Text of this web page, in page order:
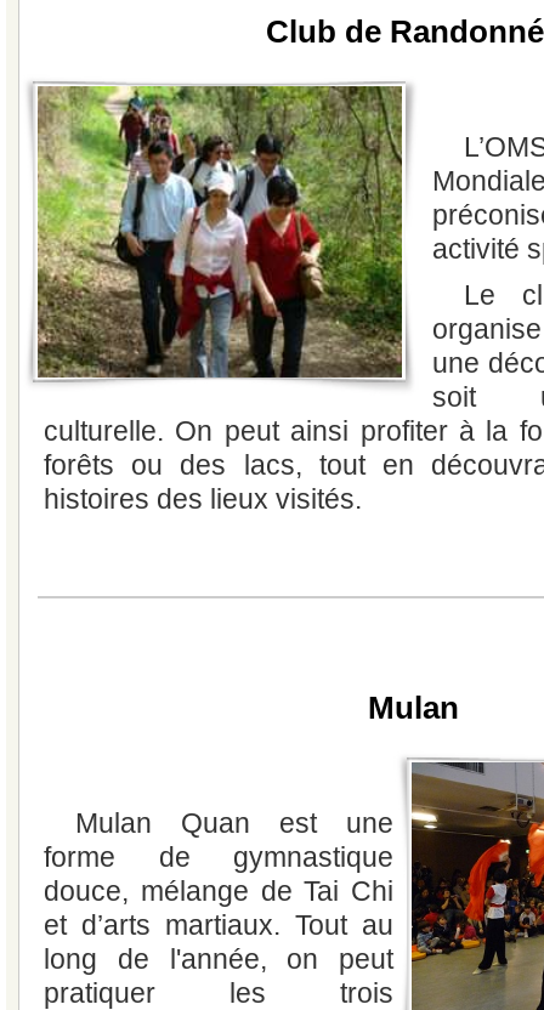
Club de
activité
Le
une
soit
culturelle. On peut ainsi profiter à la
forêts ou des lacs, tout en
histoires des lieux visités.
Mulan
Mulan Quan est une
forme de gymnastique
douce, mélange de Tai Chi
et d’arts martiaux. Tout au
long de l'année, on peut
pratiquer les trois